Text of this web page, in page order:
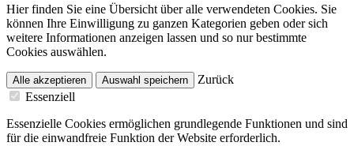
Hier finden Sie eine Übersicht über alle verwendeten Cookies. Sie
können Ihre Einwilligung zu ganzen Kategorien geben oder sich
weitere Informationen anzeigen lassen und so nur bestimmte
Cookies auswählen.
Alle akzeptieren Auswahl speichern
Zurück
Essenziell
Essenzielle Cookies ermöglichen grundlegende Funktionen und sind
für die einwandfreie Funktion der Website erforderlich.